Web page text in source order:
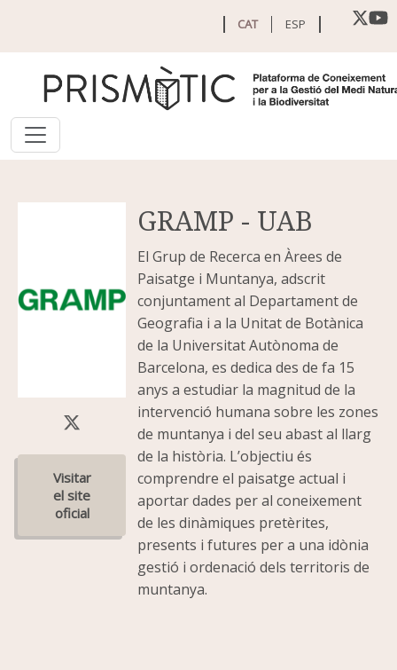
CAT ESP
GRAMP - UAB
El Grup de Recerca en Àrees de
Paisatge i Muntanya, adscrit
conjuntament al Departament de
Geografia i a la Unitat de Botànica
de la Universitat Autònoma de
Barcelona, es dedica des de fa 15
anys a estudiar la magnitud de la
intervenció humana sobre les zones
de muntanya i del seu abast al llarg
de la història. L’objectiu és
comprendre el paisatge actual i
aportar dades per al coneixement
de les dinàmiques pretèrites,
presents i futures per a una idònia
gestió i ordenació dels territoris de
muntanya.